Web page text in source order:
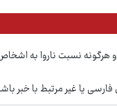
هرگونه نسبت ناروا به
فارسی یا غیر مرتبط با خبر